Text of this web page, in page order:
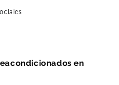
en
al carrito y